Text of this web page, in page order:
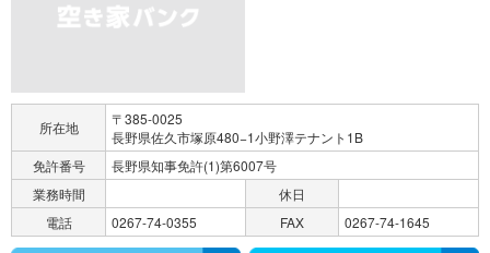
所在地
〒385-0025
長野県佐久市塚原480−1小野澤テナント1B
免許番号
長野県知事免許(1)第6007号
業務時間
休日
電話
0267-74-0355 FAX 0267-74-1645